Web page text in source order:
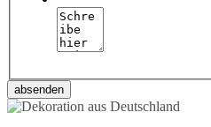
absenden